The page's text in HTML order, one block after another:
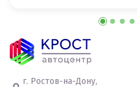
г. Ростов-на-Дону,